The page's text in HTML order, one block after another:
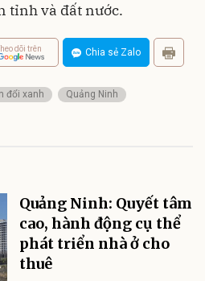
tỉnh và đất nước.
dõi trên Chia sẻ Zalo
đổi xanh
Quảng Ninh
Quảng Ninh: Quyết tâm
cao, hành động cụ thể
phát triển nhà ở cho
thuê